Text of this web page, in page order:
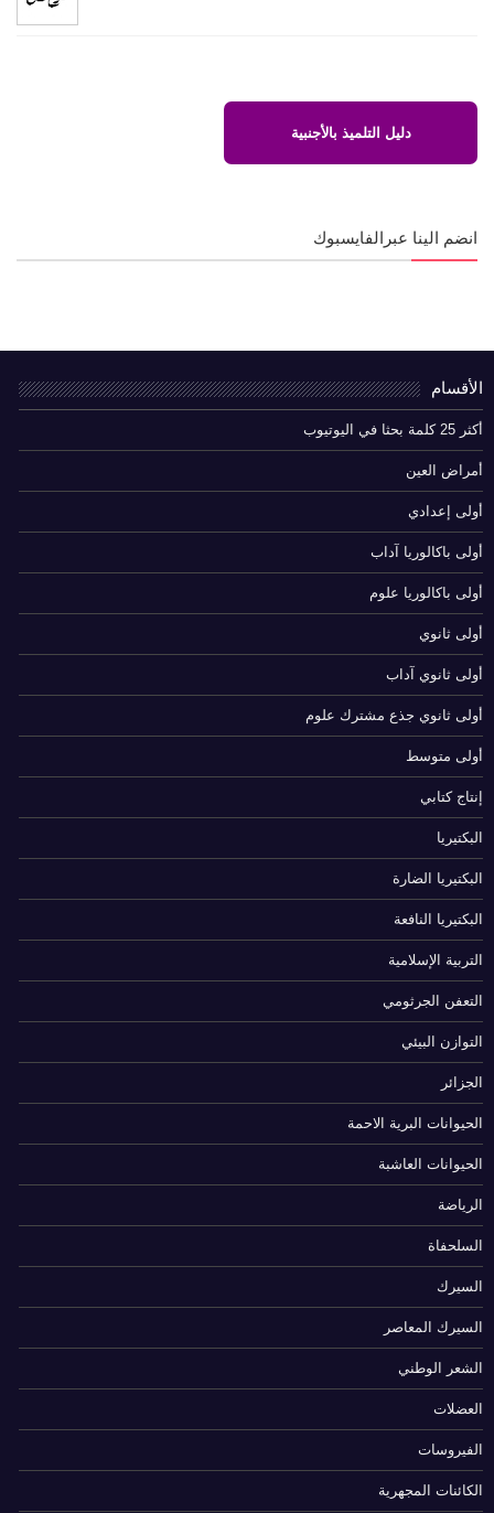
دليل التلميذ بالأجنبية
انضم الينا عبرالفايسبوك
الأقسام
أكثر 25 كلمة بحثا في اليوتيوب
أمراض العين
أولى إعدادي
أولى باكالوريا آداب
أولى باكالوريا علوم
أولى ثانوي
أولى ثانوي آداب
أولى ثانوي جذع مشترك علوم
أولى متوسط
إنتاج كتابي
البكتيريا
البكتيريا الضارة
البكتيريا النافعة
التربية الإسلامية
التعفن الجرثومي
التوازن البيئي
الجزائر
الحيوانات البرية الاحمة
الحيوانات العاشبة
الرياضة
السلحفاة
السيرك
السيرك المعاصر
الشعر الوطني
العضلات
الفيروسات
الكائنات المجهرية